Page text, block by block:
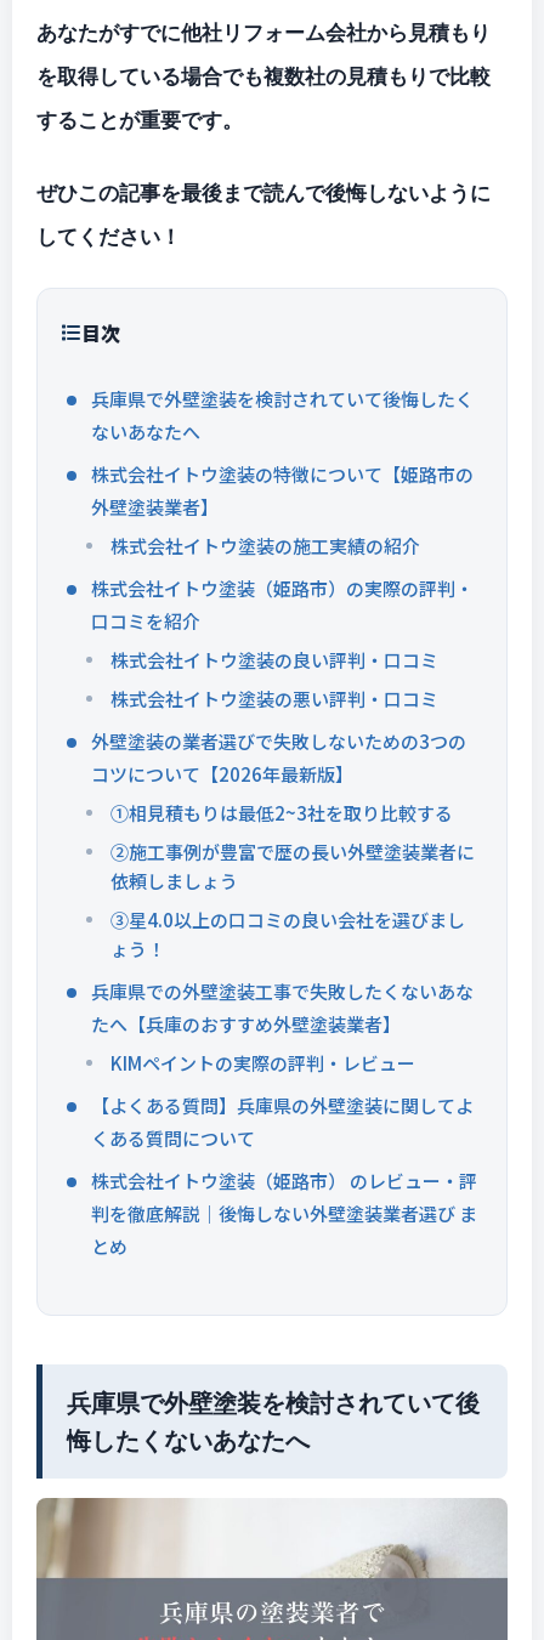
あなたがすでに他社リフォーム会社から見積もり
を取得している場合でも複数社の見積もりで比較
することが重要です。
ぜひこの記事を最後まで読んで後悔しないように
してください！
目次
兵庫県で外壁塗装を検討されていて後悔したく
ないあなたへ
株式会社イトウ塗装の特徴について【姫路市の
外壁塗装業者】
株式会社イトウ塗装の施工実績の紹介
株式会社イトウ塗装（姫路市）の実際の評判・
口コミを紹介
株式会社イトウ塗装の良い評判・口コミ
株式会社イトウ塗装の悪い評判・口コミ
外壁塗装の業者選びで失敗しないための3つの
コツについて【2026年最新版】
①相見積もりは最低2~3社を取り比較する
②施工事例が豊富で歴の長い外壁塗装業者に
依頼しましょう
③星4.0以上の口コミの良い会社を選びまし
ょう！
兵庫県での外壁塗装工事で失敗したくないあな
たへ【兵庫のおすすめ外壁塗装業者】
KIMペイントの実際の評判・レビュー
【よくある質問】兵庫県の外壁塗装に関してよ
くある質問について
株式会社イトウ塗装（姫路市） のレビュー・評
判を徹底解説｜後悔しない外壁塗装業者選び ま
とめ
兵庫県で外壁塗装を検討されていて後
悔したくないあなたへ